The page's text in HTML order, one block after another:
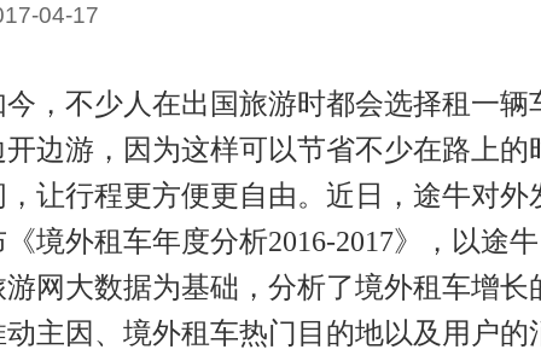
04-17
今，不少人在出国旅游时都会选择租一辆
开边游，因为这样可以节省不少在路上的
，让行程更方便更自由。近日，途牛对外
《境外租车年度分析2016-2017》，以途牛
游网大数据为基础，分析了境外租车增长
动主因、境外租车热门目的地以及用户的